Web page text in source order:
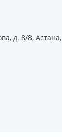
д. 8/8, Астана,